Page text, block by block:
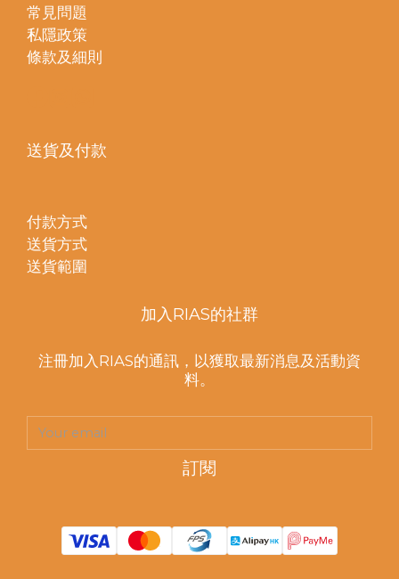
常見問題
私隱政策
條款及細則
送貨及付款
付款方式
送貨方式
送貨範圍
加入RIAS的社群
注冊加入RIAS的通訊，以獲取最新消息及活動資
料。
訂閱